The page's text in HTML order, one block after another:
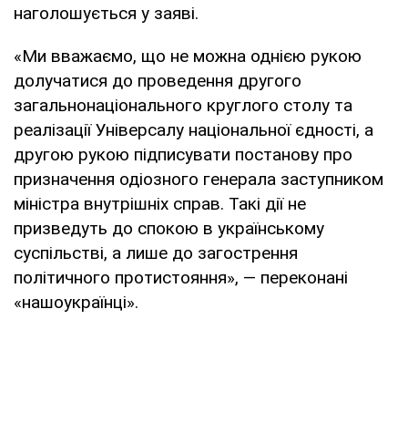
наголошується у заяві.
«Ми вважаємо, що не можна однією рукою
долучатися до проведення другого
загальнонаціонального круглого столу та
реалізації Універсалу національної єдності, а
другою рукою підписувати постанову про
призначення одіозного генерала заступником
міністра внутрішніх справ. Такі дії не
призведуть до спокою в українському
суспільстві, а лише до загострення
політичного протистояння», — переконані
«нашоукраїнці».